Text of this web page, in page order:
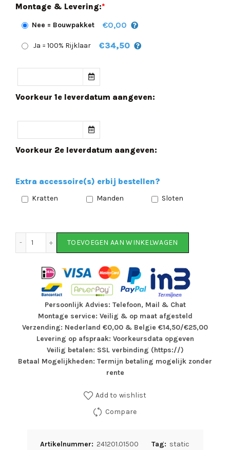
Montage & Levering:*
Nee = Bouwpakket €0,00
Ja = 100% Rijklaar €34,50
Voorkeur 1e leverdatum aangeven:
Voorkeur 2e leverdatum aangeven:
Extra accessoire(s) erbij bestellen?
Kratten Manden Sloten
TOEVOEGEN AAN WINKELWAGEN
Persoonlijk Advies: Telefoon, Mail & Chat
Montage service: Veilig & op maat afgesteld
Verzending: Nederland €0,00 & Belgie €14,50/€25,00
Levering op afspraak: Voorkeursdata opgeven
Veilig betalen: SSL verbinding (https://)
Betaal Mogelijkheden: Termijn betaling mogelijk zonder
rente
Add to wishlist
Compare
Artikelnummer: 241201.01500 Tag: static